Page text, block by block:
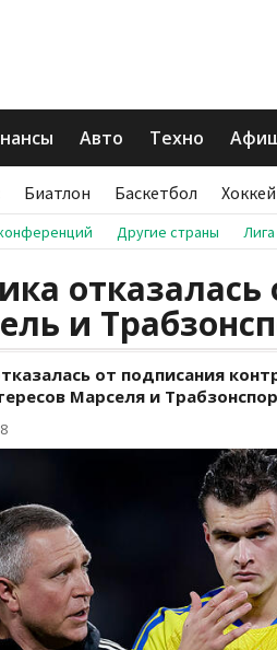
Авто Техно
Биатлон Баскетбол Хоккей
Другие страны
и
от подписания
Марселя и